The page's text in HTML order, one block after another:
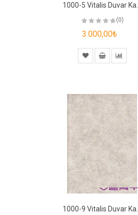
(0)
3.000,00₺